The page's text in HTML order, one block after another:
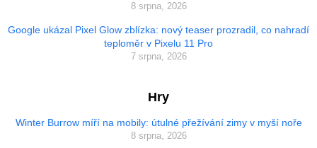
8 srpna, 2026
Google ukázal Pixel Glow zblízka: nový teaser prozradil, co nahradí
teploměr v Pixelu 11 Pro
7 srpna, 2026
Hry
Winter Burrow míří na mobily: útulné přežívání zimy v myší noře
8 srpna, 2026